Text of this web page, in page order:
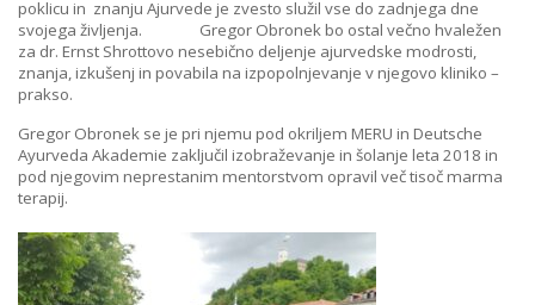
poklicu in znanju Ajurvede je zvesto služil vse do zadnjega dne
svojega življenja. Gregor Obronek bo ostal večno hvaležen
za dr. Ernst Shrottovo nesebično deljenje ajurvedske modrosti,
znanja, izkušenj in povabila na izpopolnjevanje v njegovo kliniko –
prakso.
Gregor Obronek se je pri njemu pod okriljem MERU in Deutsche
Ayurveda Akademie zaključil izobraževanje in šolanje leta 2018 in
pod njegovim neprestanim mentorstvom opravil več tisoč marma
terapij.